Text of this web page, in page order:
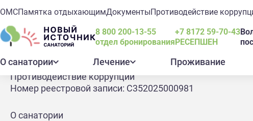
ОМСПамятка отдыхающимДокументыПротиводействие
8 800 200-13-55
отдел бронирования
+7 8172 59-70-43
РЕСЕПШЕН
О санатории Лечение Проживание
ОМС
Документы
Противодействие коррупции
Номер реестровой записи: С352025000981
О санатории
Главная О санатории Новости ПОСЕТИЛИ ДОМ